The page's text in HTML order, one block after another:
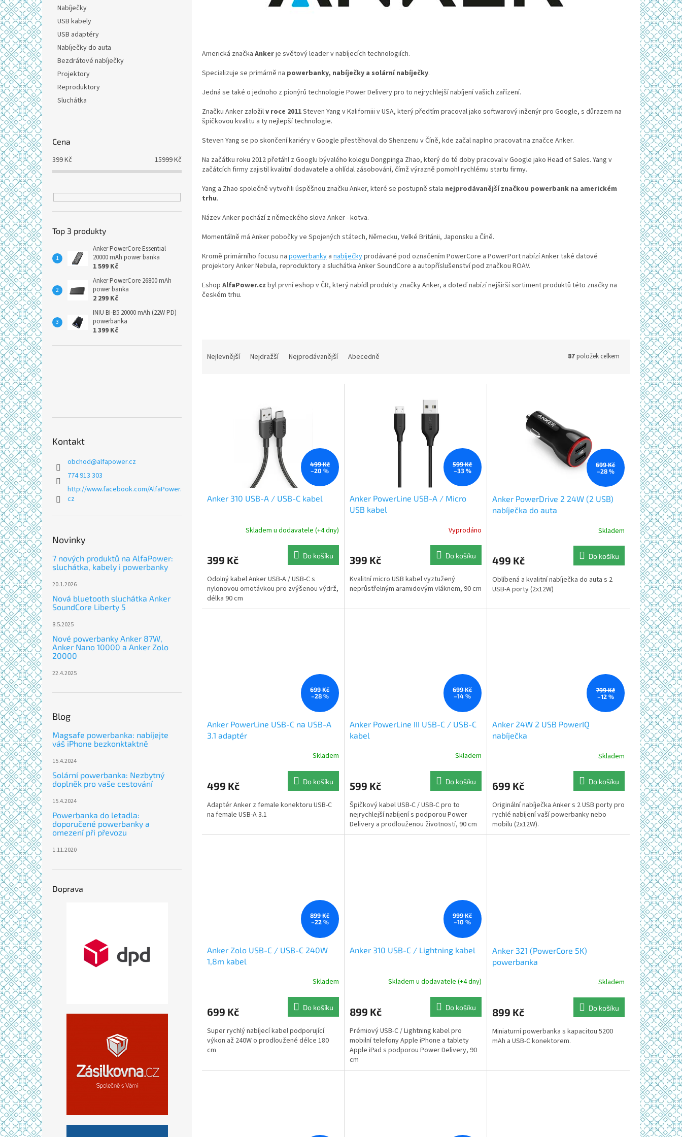
n
e
l
Nabíječky
USB kabely
USB adaptéry
Nabíječky do auta
Bezdrátové nabíječky
Projektory
Reproduktory
Sluchátka
Cena
399Kč 15999Kč
Top 3 produkty
Anker PowerCore Essential
20000 mAh power banka
1 599 Kč
Anker PowerCore 26800 mAh
power banka
2 299 Kč
INIU BI-B5 20000 mAh (22W PD)
powerbanka
1 399 Kč
Kontakt
obchod@alfapower.cz
774 913 303
http://www.facebook.com/AlfaPower.
cz
Novinky
7 nových produktů na AlfaPower:
sluchátka, kabely i powerbanky
20.1.2026
Nová bluetooth sluchátka Anker
SoundCore Liberty 5
8.5.2025
Nové powerbanky Anker 87W,
Anker Nano 10000 a Anker Zolo
20000
22.4.2025
Blog
Magsafe powerbanka: nabíjejte
váš iPhone bezkonktaktně
15.4.2024
Solární powerbanka: Nezbytný
doplněk pro vaše cestování
15.4.2024
Powerbanka do letadla:
doporučené powerbanky a
omezení při převozu
1.11.2020
Doprava
Americká značka Ankerje světový leader v nabíjecích technologiích.
Specializuje se primárně na powerbanky, nabíječky a solární nabíječky.
Jedná se také o jednoho z pionýrů technologie Power Delivery pro to nejrychlejší nabíjení vašich zařízení.
Značku Anker založilv roce 2011Steven Yang v Kaliforniii v USA, který předtím pracoval jako softwarový inženýr pro Google, s důrazem na
špičkovou kvalitu a ty nejlepší technologie.
Steven Yang se po skončení kariéry v Google přestěhoval do Shenzenu v Číně, kde začal naplno pracovat na značce Anker.
Na začátku roku 2012 přetáhl z Googlu bývalého kolegu Dongpinga Zhao, který do té doby pracoval v Google jako Head of Sales. Yang v
začátcích firmy zajistil kvalitní dodavatele a ohlídal zásobování, čímž výrazně pomohl rychlému startu firmy.
Yang a Zhao společně vytvořili úspěšnou značku Anker, které se postupně stala nejprodávanější značkou powerbank na americkém
trhu.
Název Anker pochází z německého slova Anker - kotva.
Momentálně má Anker pobočky ve Spojených státech, Německu, Velké Británii, Japonsku a Číně.
Kromě primárního focusu na powerbanky a nabíječkyprodávané pod označením PowerCore a PowerPort nabízí Anker také datové
projektory Anker Nebula, reproduktory a sluchátka Anker SoundCore a autopříslušenství pod značkou ROAV.
Eshop AlfaPower.cz byl první eshop v ČR, který nabídl produkty značky Anker, a doteď nabízí nejširší sortiment produktů této značky na
českém trhu.
Nejlevnější Nejdražší Nejprodávanější Abecedně 87položek celkem
499 Kč
–20 %
Anker 310 USB-A / USB-C kabel
Skladem u dodavatele (+4 dny)
399 Kč Do košíku
Odolný kabel Anker USB-A / USB-C s
nylonovou omotávkou pro zvýšenou výdrž,
délka 90 cm
599 Kč
–33 %
Anker PowerLine USB-A / Micro
USB kabel
Vyprodáno
399 Kč Do košíku
Kvalitní micro USB kabel vyztužený
neprůstřelným aramidovým vláknem, 90 cm
699 Kč
–28 %
Anker PowerDrive 2 24W (2 USB)
nabíječka do auta
je
z
5
Skladem
499 Kč Do košíku
Oblíbená a kvalitní nabíječka do auta s 2
USB-A porty (2x12W)
699 Kč
–28 %
Anker PowerLine USB-C na USB-A
3.1 adaptér
Skladem
499 Kč Do košíku
Adaptér Anker z female konektoru USB-C
na female USB-A 3.1
699 Kč
–14 %
Anker PowerLine III USB-C / USB-C
kabel
Skladem
599 Kč Do košíku
Špičkový kabel USB-C / USB-C pro to
nejrychlejší nabíjení s podporou Power
Delivery a prodlouženou životností, 90 cm
799 Kč
–12 %
Anker 24W 2 USB PowerIQ
nabíječka
je
z
5
hvězdiček.
Skladem
699 Kč Do košíku
Originální nabíječka Anker s 2 USB porty pro
rychlé nabíjení vaší powerbanky nebo
mobilu (2x12W).
899 Kč
–22 %
Anker Zolo USB-C / USB-C 240W
1,8m kabel
Skladem
699 Kč Do košíku
Super rychlý nabíjecí kabel podporující
výkon až 240W o prodloužené délce 180
cm
999 Kč
–10 %
Anker 310 USB-C / Lightning kabel
Skladem u dodavatele (+4 dny)
899 Kč Do košíku
Prémiový USB-C / Lightning kabel pro
mobilní telefony Apple iPhone a tablety
Apple iPad s podporou Power Delivery, 90
cm
Anker 321 (PowerCore 5K)
powerbanka
je
z
5
Skladem
899 Kč Do košíku
Miniaturní powerbanka s kapacitou 5200
mAh a USB-C konektorem.